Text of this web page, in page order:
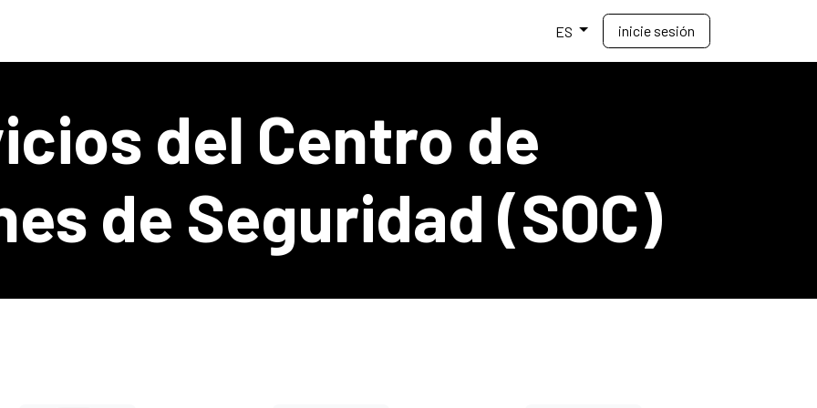
ES inicie sesión
del Centro de
de Seguridad (SOC)